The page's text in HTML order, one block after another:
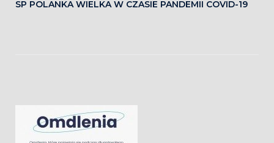
SP POLANKA WIELKA W CZASIE PANDEMII COVID-19